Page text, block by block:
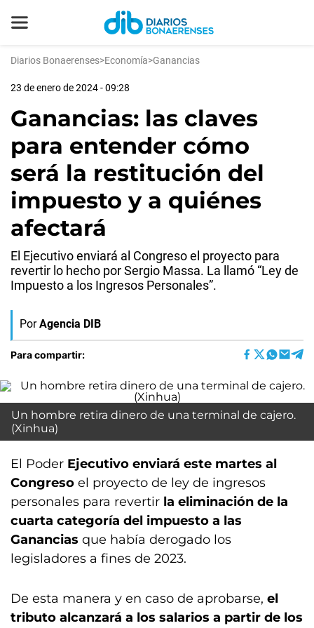
Diarios Bonaerenses>Economía>Ganancias
23 de enero de 2024 - 09:28
Ganancias: las claves
para entender cómo
será la restitución del
impuesto y a quiénes
afectará
El Ejecutivo enviará al Congreso el proyecto para
revertir lo hecho por Sergio Massa. La llamó “Ley de
Impuesto a los Ingresos Personales”.
Por Agencia DIB
Para compartir:
Un hombre retira dinero de una terminal de cajero.
(Xinhua)
El Poder Ejecutivo enviará este martes al
Congreso el proyecto de ley de ingresos
personales para revertir la eliminación de la
cuarta categoría del impuesto a las
Ganancias que había derogado los
legisladores a fines de 2023.
De esta manera y en caso de aprobarse, el
tributo alcanzará a los salarios a partir de los